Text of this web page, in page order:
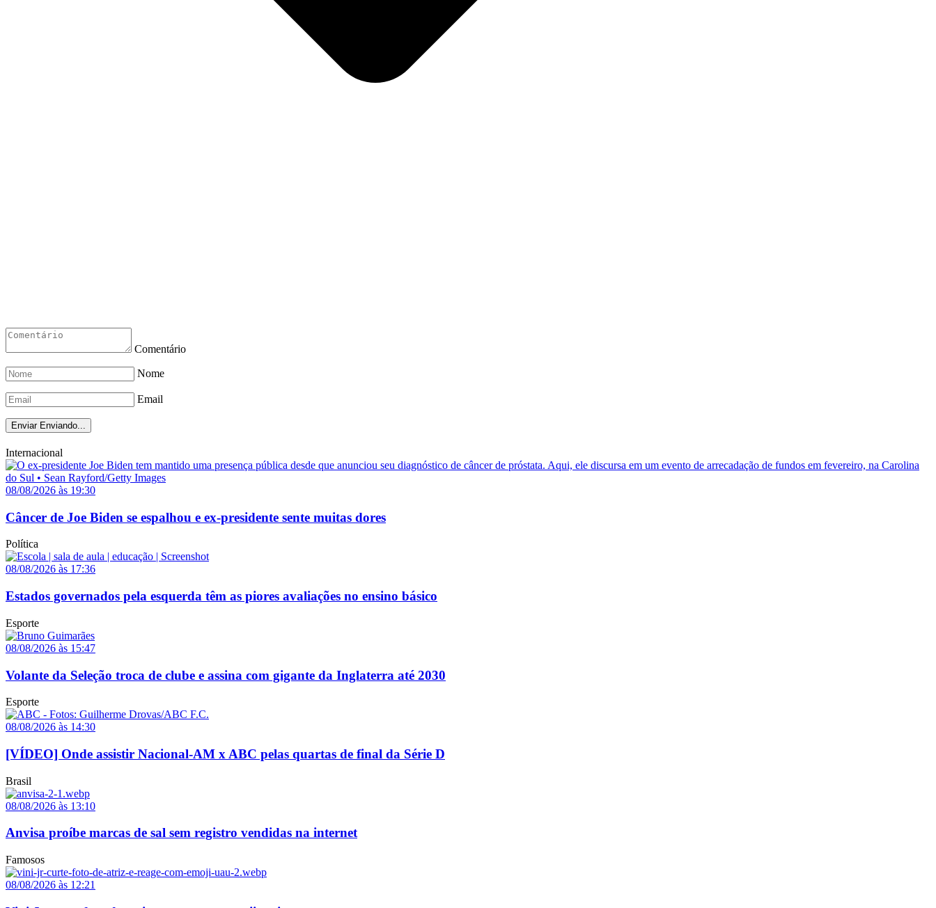
Comentário
Nome
Email
Enviar Enviando...
Internacional
08/08/2026 às 19:30
Câncer de Joe Biden se espalhou e ex-presidente sente muitas dores
Política
08/08/2026 às 17:36
Estados governados pela esquerda têm as piores avaliações no ensino básico
Esporte
08/08/2026 às 15:47
Volante da Seleção troca de clube e assina com gigante da Inglaterra até 2030
Esporte
08/08/2026 às 14:30
[VÍDEO] Onde assistir Nacional-AM x ABC pelas quartas de final da Série D
Brasil
08/08/2026 às 13:10
Anvisa proíbe marcas de sal sem registro vendidas na internet
Famosos
08/08/2026 às 12:21